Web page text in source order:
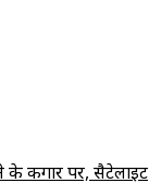
के कगार पर, सैटेलाइट